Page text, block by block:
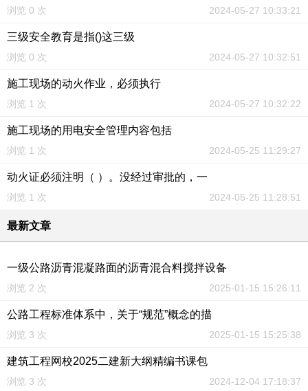
浏览 0 次 2024-05-27 10:33:21
三级安全教育是指()这三级
浏览 0 次 2024-05-27 10:32:51
施工现场的动火作业，必须执行
浏览 1 次 2024-05-27 10:32:22
施工现场的用电安全管理内容包括
浏览 1 次 2024-05-25 11:29:27
动火证必须注明（ ）。没经过审批的，一
浏览 1 次 2024-05-25 11:28:51
最新文章
一级公路沥青混凝路面的沥青混合料搅拌设备
浏览 2 次 2025-01-15 15:26:11
公路工程标准体系中，关于“规范”概念的描
浏览 3 次 2025-01-15 15:25:38
建筑工程网校2025二建新大纲精编书课包
浏览 3 次 2024-12-04 17:18:37